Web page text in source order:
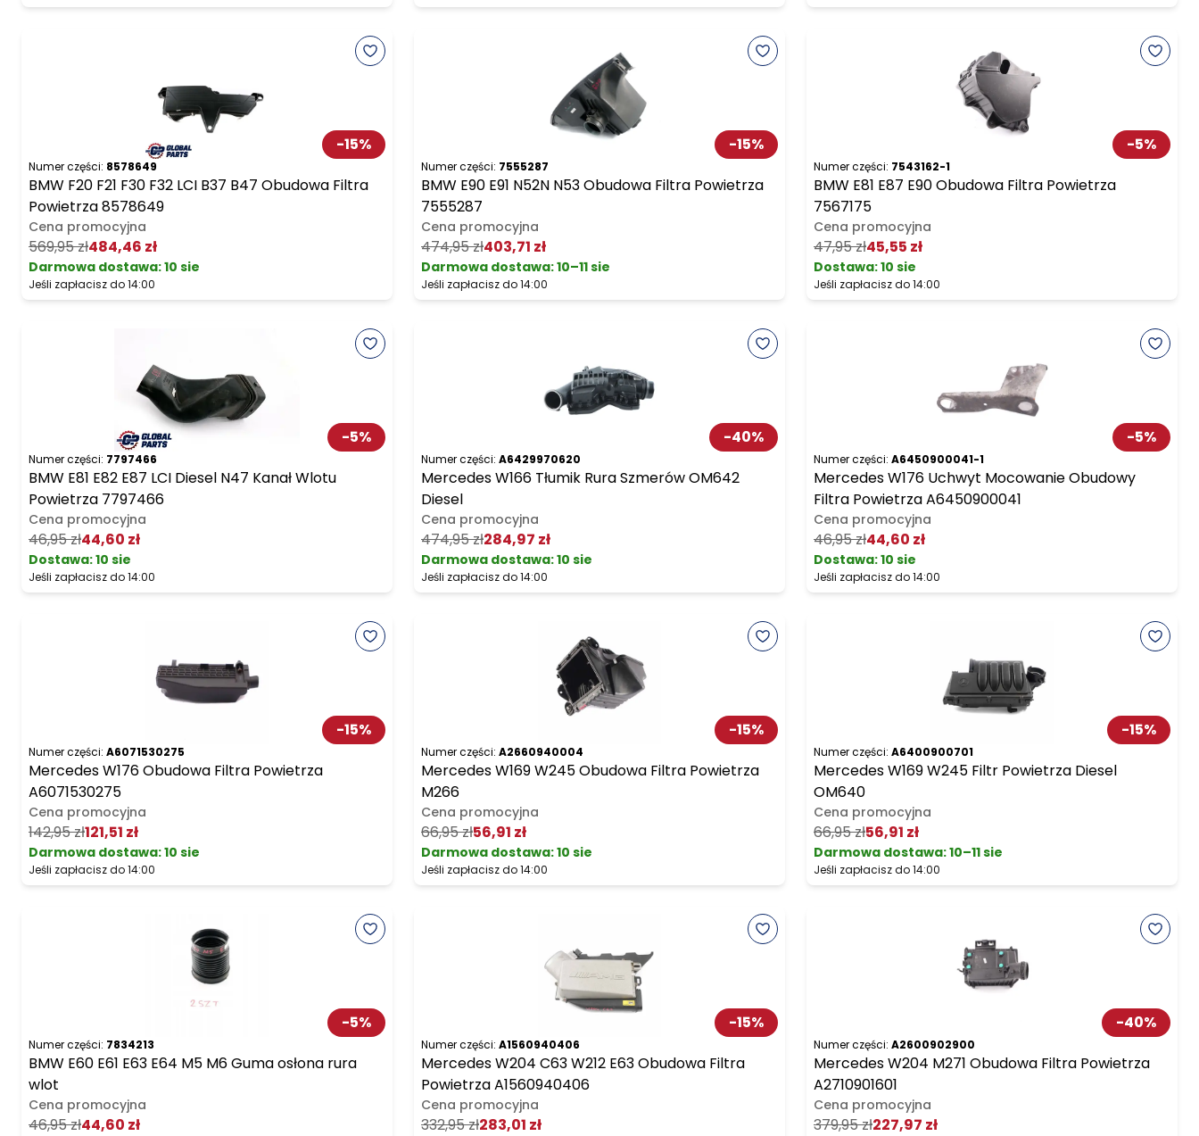
-15%
Numer części: 8578649
BMW F20 F21 F30 F32 LCI B37 B47 Obudowa Filtra
Powietrza 8578649
Cena promocyjna
569,95 zł484,46 zł
Darmowa dostawa:10 sie
Jeśli zapłacisz do 14:00
-15%
Numer części: 7555287
BMW E90 E91 N52N N53 Obudowa Filtra Powietrza
7555287
Cena promocyjna
474,95 zł403,71 zł
Darmowa dostawa:10–11 sie
Jeśli zapłacisz do 14:00
-5%
Numer części: 7543162-1
BMW E81 E87 E90 Obudowa Filtra Powietrza
7567175
Cena promocyjna
47,95 zł45,55 zł
Dostawa:10 sie
Jeśli zapłacisz do 14:00
-5%
Numer części: 7797466
BMW E81 E82 E87 LCI Diesel N47 Kanał Wlotu
Powietrza 7797466
Cena promocyjna
46,95 zł44,60 zł
Dostawa:10 sie
Jeśli zapłacisz do 14:00
-40%
Numer części: A6429970620
Mercedes W166 Tłumik Rura Szmerów OM642
Diesel
Cena promocyjna
474,95 zł284,97 zł
Darmowa dostawa:10 sie
Jeśli zapłacisz do 14:00
-5%
Numer części: A6450900041-1
Mercedes W176 Uchwyt Mocowanie Obudowy
Filtra Powietrza A6450900041
Cena promocyjna
46,95 zł44,60 zł
Dostawa:10 sie
Jeśli zapłacisz do 14:00
-15%
Numer części: A6071530275
Mercedes W176 Obudowa Filtra Powietrza
A6071530275
Cena promocyjna
142,95 zł121,51 zł
Darmowa dostawa:10 sie
Jeśli zapłacisz do 14:00
-15%
Numer części: A2660940004
Mercedes W169 W245 Obudowa Filtra Powietrza
M266
Cena promocyjna
66,95 zł56,91 zł
Darmowa dostawa:10 sie
Jeśli zapłacisz do 14:00
-15%
Numer części: A6400900701
Mercedes W169 W245 Filtr Powietrza Diesel
OM640
Cena promocyjna
66,95 zł56,91 zł
Darmowa dostawa:10–11 sie
Jeśli zapłacisz do 14:00
-5%
Numer części: 7834213
BMW E60 E61 E63 E64 M5 M6 Guma osłona rura
wlot
Cena promocyjna
46,95 zł44,60 zł
-15%
Numer części: A1560940406
Mercedes W204 C63 W212 E63 Obudowa Filtra
Powietrza A1560940406
Cena promocyjna
332,95 zł283,01 zł
-40%
Numer części: A2600902900
Mercedes W204 M271 Obudowa Filtra Powietrza
A2710901601
Cena promocyjna
379,95 zł227,97 zł